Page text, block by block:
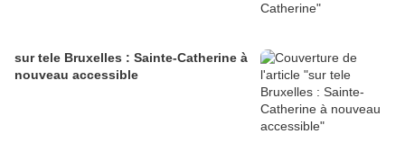
sur tele Bruxelles : Sainte-Catherine à
nouveau accessible